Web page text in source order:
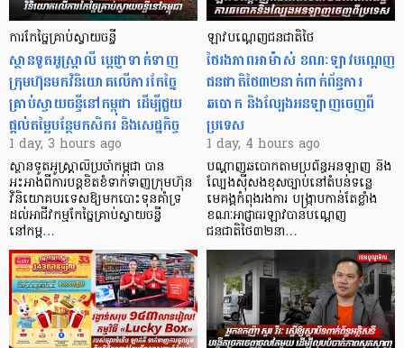
ការកែច្នៃគ្រាប់ស្វាយចន្ទី
ស្ថានទូតអូស្ត្រាលី ប្តេជ្ញាទាក់ទាញ
ក្រុមហ៊ុនមក​វិនិយោគលើការកែច្នៃ
គ្រាប់ស្វាយចន្ទីនៅកម្ពុជា ដើម្បីជួយ
ផ្តល់តម្លៃបន្ថែមកសិករ និងសេដ្ឋកិច្ច
1 day, 3 hours ago
ស្ថានទូតអូស្ត្រាលីប្រចាំកម្ពុជា បាន
អះអាងពីការបន្តខិតខំទាក់ទាញក្រុមហ៊ុន
វិនិយោគបរទេសឱ្យមកបោះទុនគាំទ្រ
ដល់អាជីវកម្មកែច្នៃគ្រាប់ស្វាយចន្ទី
នៅកម្ព…
ឡាវបណ្តេញជនជាតិថៃ
ថៃរងភាពអាម៉ាស់ ខណៈឡាវបណ្តេញ
ជនជាតិថៃ៣២នាក់ពាក់ព័ន្ធការ
ឆបោក និងល្បែងអនឡាញចេញពី
ប្រទេស
1 day, 4 hours ago
បណ្តាញឆបោកតាមប្រព័ន្ធអនឡាញ និង
ល្បែងស៊ីសងខុសច្បាប់នៅតំបន់ទន្លេ
មេគង្គកំពុងរងការ បង្ក្រាប​កាន់តែខ្លាំង
ខណៈអាជ្ញាធរឡាវបានបណ្តេញ
ជនជាតិថៃ៣២នា…